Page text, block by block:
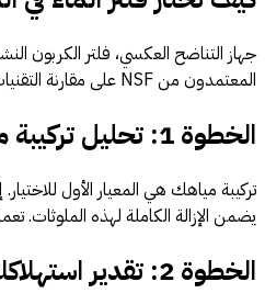
جهاز التناضح العكسي، فلتر الكربون
المعتمدون من NSF على مقارنة التقنيات وفهم احتياجاتك الحقيقية واختيار فلتر المياه المناسب لمنزلك وميزانيتك.
الخطوة 1: تحليل تركيبة مياهك
يضمن الإزالة الكاملة لهذه الملوثات.
الخطوة 2: تقدير استهلاكك اليومي